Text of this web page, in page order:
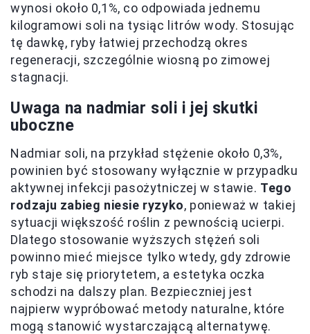
wynosi około 0,1%, co odpowiada jednemu
kilogramowi soli na tysiąc litrów wody. Stosując
tę dawkę, ryby łatwiej przechodzą okres
regeneracji, szczególnie wiosną po zimowej
stagnacji.
Uwaga na nadmiar soli i jej skutki
uboczne
Nadmiar soli, na przykład stężenie około 0,3%,
powinien być stosowany wyłącznie w przypadku
aktywnej infekcji pasożytniczej w stawie. Tego
rodzaju zabieg niesie ryzyko, ponieważ w takiej
sytuacji większość roślin z pewnością ucierpi.
Dlatego stosowanie wyższych stężeń soli
powinno mieć miejsce tylko wtedy, gdy zdrowie
ryb staje się priorytetem, a estetyka oczka
schodzi na dalszy plan. Bezpieczniej jest
najpierw wypróbować metody naturalne, które
mogą stanowić wystarczającą alternatywę.